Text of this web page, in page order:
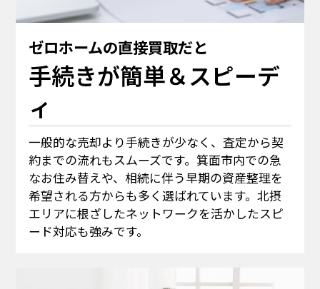
ゼロホームの直接買取だと
手続きが簡単＆スピーデ
ィ
一般的な売却より手続きが少なく、査定から契
約までの流れもスムーズです。箕面市内での急
なお住み替えや、相続に伴う早期の資産整理を
希望される方からも多く選ばれています。北摂
エリアに根ざしたネットワークを活かしたスピ
ード対応も強みです。